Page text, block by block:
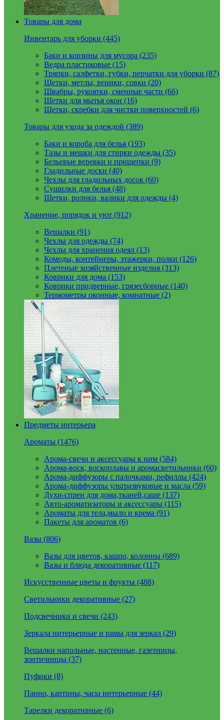
Товары для дома
Инвентарь для уборки (445)
Баки и корзины для мусора (235)
Ведра пластиковые (15)
Тряпки, салфетки, губки, перчатки для уборки (87)
Щетки, метлы, веники, совки (20)
Швабры, рукоятки, сменные части (66)
Щетки для мытья окон (16)
Щетки, скребки для чистки поверхностей (6)
Товары для ухода за одеждой (389)
Баки и короба для белья (193)
Тазы и мешки для стирки одежды (35)
Бельевые веревки и прищепки (9)
Гладильные доски (40)
Чехлы для гладильных досок (60)
Сушилки для белья (48)
Щетки, ролики, валики для одежды (4)
Хранение, порядок и уют (912)
Вешалки (91)
Чехлы для одежды (74)
Чехлы для хранения одеял (13)
Комоды, контейнеры, этажерки, полки (126)
Плетеные хозяйственные изделия (313)
Коврики для дома (153)
Коврики придверные, грязесборные (140)
Термометры оконные, комнатные (2)
Предметы интерьера
Ароматы (1476)
Арома-свечи и аксессуары к ним (584)
Арома-воск, воскоплавы и аромасветильники (60)
Арома-диффузоры с палочками, рефиллы (424)
Арома-диффузоры ультразвуковые и масла (59)
Духи-спреи для дома,тканей,саше (137)
Авто-ароматизаторы и аксессуары (115)
Ароматы для тела,мыло и крема (91)
Пакеты для ароматов (6)
Вазы (806)
Вазы для цветов, кашпо, колонны (689)
Вазы и блюда декоративные (117)
Искусственные цветы и фрукты (488)
Светильники декоративные (27)
Подсвечники и свечи (243)
Зеркала интерьерные и рамы для зеркал (29)
Вешалки напольные, настенные, газетницы,
зонтичницы (37)
Пуфики (8)
Панно, картины, часы интерьерные (44)
Тарелки декоративные (6)